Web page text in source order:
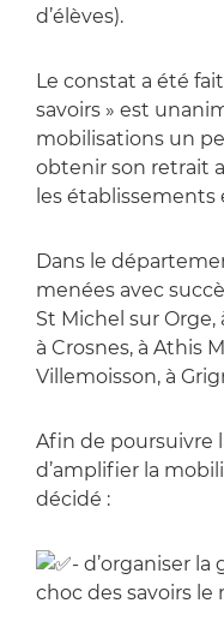
d’élèves).
Le constat a été
savoirs » est
mobilisations un
obtenir son retrait
les établissements
Dans le
menées avec
St Michel sur Orge,
à Crosnes, à Athis
Villemoisson, à
Afin de poursuivre
d’amplifier la
décidé :
- d’organiser
choc des savoirs le